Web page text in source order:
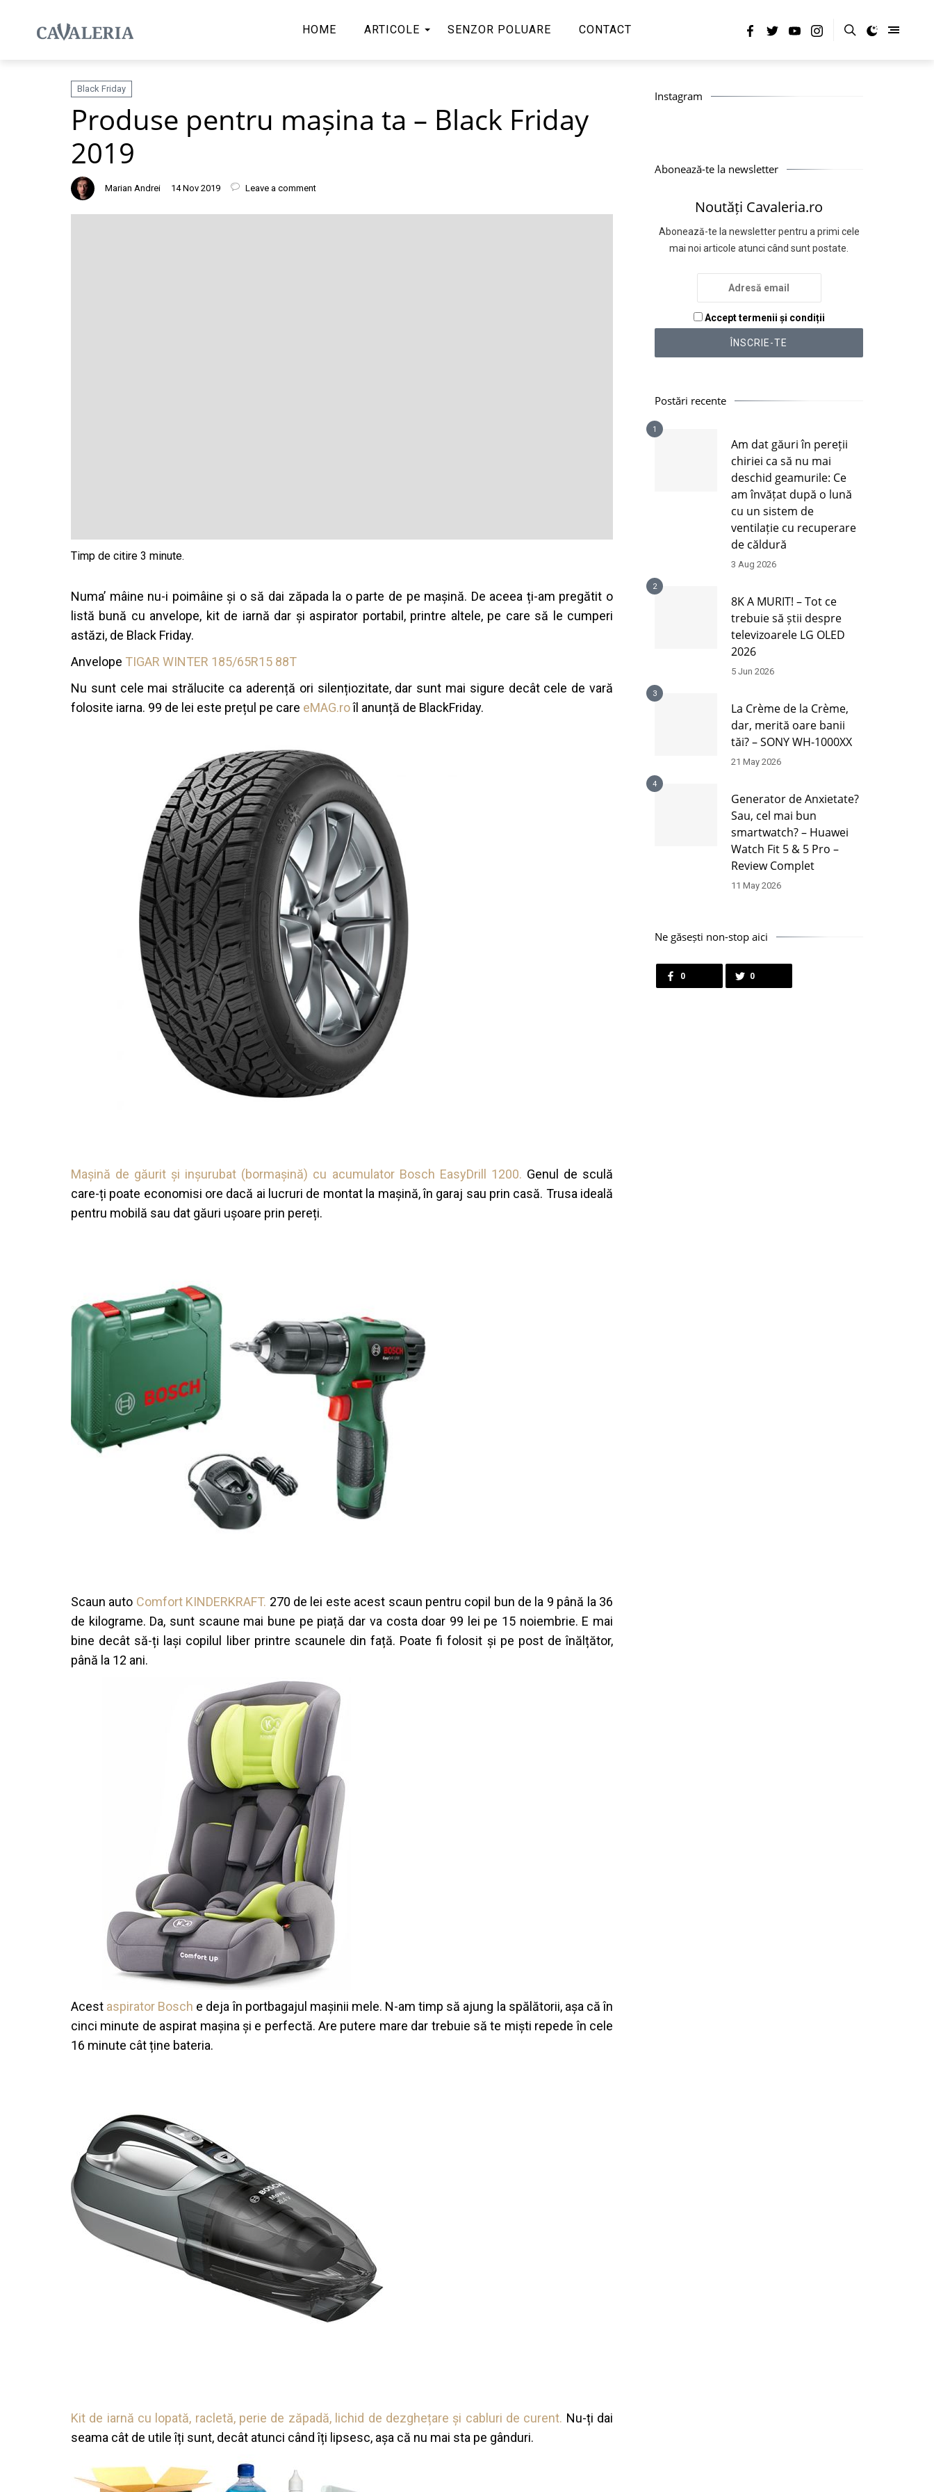
HOME ARTICOLE SENZOR POLUARE CONTACT
Black Friday
Produse pentru mașina ta – Black Friday
2019
Marian Andrei 14 Nov 2019 Leave a comment
Numa’ mâine nu-i poimâine și o să dai zăpada la o parte de pe mașină. De aceea ți-am pregătit o
listă bună cu anvelope, kit de iarnă dar și aspirator portabil, printre altele, pe care să le cumperi
astăzi, de Black Friday.
Anvelope TIGAR WINTER 185/65R15 88T
Nu sunt cele mai strălucite ca aderență ori silențiozitate, dar sunt mai sigure decât cele de vară
folosite iarna. 99 de lei este prețul pe care eMAG.roîl anunță de BlackFriday.
Mașină de găurit și inșurubat (bormașină) cu acumulator Bosch EasyDrill 1200. Genul de sculă
care-ți poate economisi ore dacă ai lucruri de montat la mașină, în garaj sau prin casă. Trusa ideală
pentru mobilă sau dat găuri ușoare prin pereți.
Scaun auto Comfort KINDERKRAFT. 270 de lei este acest scaun pentru copil bun de la 9 până la 36
de kilograme. Da, sunt scaune mai bune pe piață dar va costa doar 99 lei pe 15 noiembrie. E mai
bine decât să-ți lași copilul liber printre scaunele din față. Poate fi folosit și pe post de înălțător,
până la 12 ani.
Acest aspirator Bosch e deja în portbagajul mașinii mele. N-am timp să ajung la spălătorii, așa că în
cinci minute de aspirat mașina și e perfectă. Are putere mare dar trebuie să te miști repede în cele
16 minute cât ține bateria.
Kit de iarnă cu lopată, racletă, perie de zăpadă, lichid de dezghețare și cabluri de curent. Nu-ți dai
seama cât de utile îți sunt, decât atunci când îți lipsesc, așa că nu mai sta pe gânduri.
Instagram
Abonează-te la newsletter
Noutăți Cavaleria.ro
Abonează-te la newsletter pentru a primi cele
mai noi articole atunci când sunt postate.
Accept termenii și condiții
Postări recente
1
Am dat găuri în pereții
chiriei ca să nu mai
deschid geamurile: Ce
am învățat după o lună
cu un sistem de
ventilație cu recuperare
de căldură
3 Aug 2026
2
8K A MURIT! – Tot ce
trebuie să știi despre
televizoarele LG OLED
2026
5 Jun 2026
3
La Crème de la Crème,
dar, merită oare banii
tăi? – SONY WH-1000XX
21 May 2026
4
Generator de Anxietate?
Sau, cel mai bun
smartwatch? – Huawei
Watch Fit 5 & 5 Pro –
Review Complet
11 May 2026
Ne găsești non-stop aici
0 0